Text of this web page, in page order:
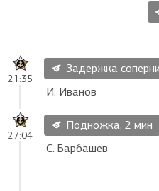
21:35
Задержка
И. Иванов
27:04
Подножка, 2 мин
С. Барбашев